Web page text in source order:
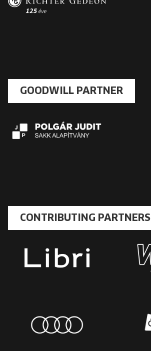
GOODWILL PARTNER
CONTRIBUTING PARTNERS